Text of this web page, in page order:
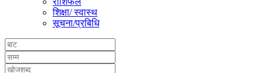
शिक्षा/ स्वास्थ
सूचना/प्रबिधि